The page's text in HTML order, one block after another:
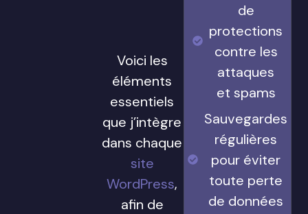
Voici les
éléments
essentiels
que j’intègre
dans chaque
site
WordPress,
afin de
de
protections
contre les
attaques
et spams
Sauvegardes
régulières
pour éviter
toute perte
de données